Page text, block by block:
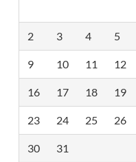
2 3 4 5
9 10 11 12
16 17 18 19
23 24 25 26
30 31